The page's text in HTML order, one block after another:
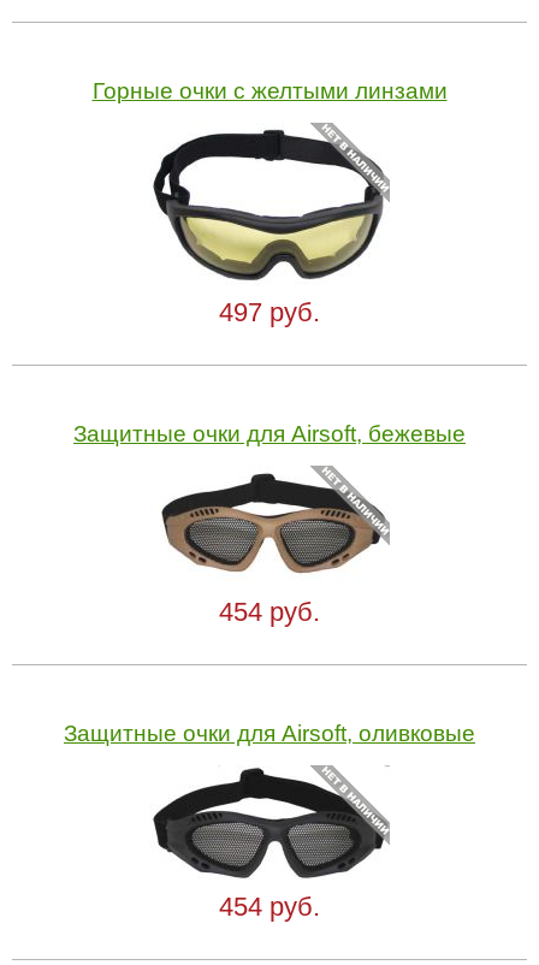
Горные очки с желтыми линзами
497 руб.
Защитные очки для Airsoft, бежевые
454 руб.
Защитные очки для Airsoft, оливковые
454 руб.